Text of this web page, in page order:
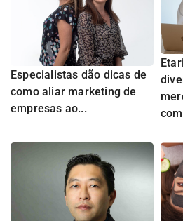
Especialistas dão dicas de
como aliar marketing de
empresas ao...